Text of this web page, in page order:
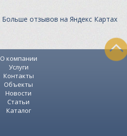
Больше отзывов на Яндекс Картах
О компании
Услуги
Контакты
Объекты
Новости
Статьи
Каталог